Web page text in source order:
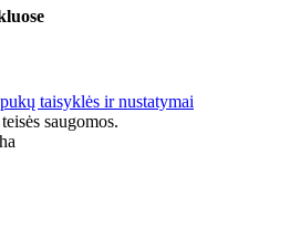
taisyklės ir nustatymai
saugomos.